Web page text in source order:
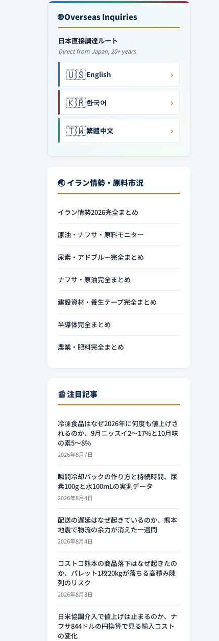
🌐 Overseas Inquiries
日本直接調達ルート
Direct from Japan, 20+ years
🇺🇸English ›
🇰🇷한국어 ›
🇹🇼繁體中文 ›
🌏 イラン情勢・原料市況
イラン情勢2026完全まとめ
原油・ナフサ・原料モニター
尿素・アドブルー完全まとめ
ナフサ・原油完全まとめ
建設資材・養生テープ完全まとめ
半導体完全まとめ
農業・肥料完全まとめ
📰 注目記事
冷凍食品はなぜ2026年に何度も値上げさ
れるのか、9月ニッスイ2〜17%と10月味
の素5〜8%
2026年8月7日
瞬間冷却パックの作り方と持続時間、尿
素100gと水100mLの実測データ
2026年8月4日
配送の遅延はなぜ起きているのか、熊本
地震で物流の余力が消えた一週間
2026年8月4日
コストコ熊本の商品落下はなぜ起きたの
か、パレット1枚20kgが落ちる高積み陳
列のリスク
2026年8月3日
日米協調介入で値上げは止まるのか、ナ
フサ844ドルの円換算で見る輸入コスト
の変化